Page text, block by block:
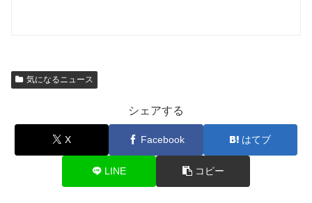
気になるニュース
シェアする
X Facebook はてブ
LINE コピー